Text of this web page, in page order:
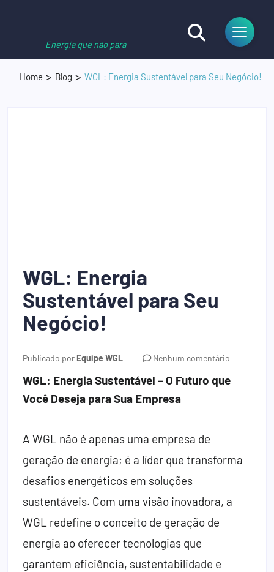
Energia que não para
Home Blog WGL: Energia Sustentável para Seu Negócio!
WGL: Energia
Sustentável para Seu
Negócio!
Publicado por Equipe WGL Nenhum comentário
WGL: Energia Sustentável – O Futuro que
Você Deseja para Sua Empresa
A WGL não é apenas uma empresa de
geração de energia; é a líder que transforma
desafios energéticos em soluções
sustentáveis. Com uma visão inovadora, a
WGL redefine o conceito de geração de
energia ao oferecer tecnologias que
garantem eficiência, sustentabilidade e